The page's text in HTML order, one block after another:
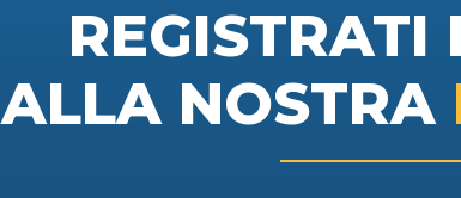
REGISTRATI
ALLA NOSTRA